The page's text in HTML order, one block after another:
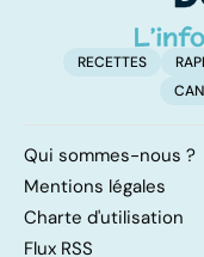
RECETTES
Qui sommes-nous ?
Mentions légales
Charte d'utilisation
Flux RSS